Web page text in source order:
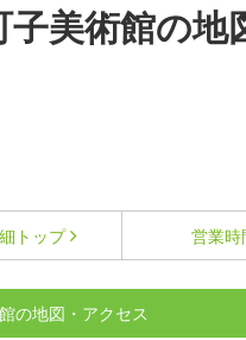
子美術館の地
トップ 営業
の地図・アクセス